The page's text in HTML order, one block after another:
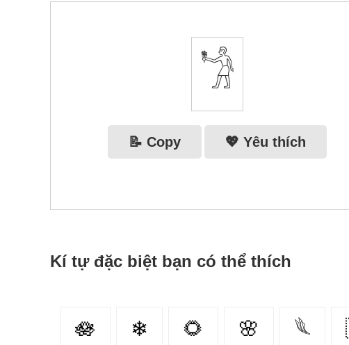
𓁋
📝 Copy 💖 Yêu thích
Kí tự đặc biệt bạn có thể thích
🪷 ❄ 🌻 🌸 𓆰